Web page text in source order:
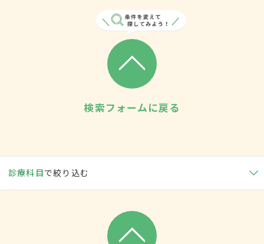
検索フォームに戻る
診療科目で絞り込む